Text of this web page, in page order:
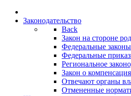
Законодательство
Back
Закон на стороне
Федеральные
Федеральные
Региональное
Закон о
Отвечают органы
Отмененные